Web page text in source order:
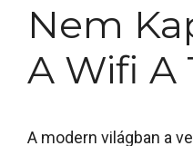
Nem
A Wifi A
A modern világban a